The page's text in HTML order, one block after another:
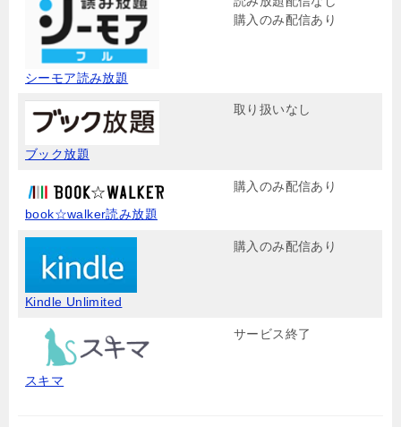
シーモア読み放題
購入のみ配信あり
ブック放題
取り扱いなし
book☆walker読み放題
購入のみ配信あり
Kindle Unlimited
購入のみ配信あり
スキマ
サービス終了